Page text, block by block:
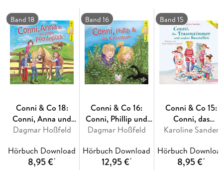
Band 18
Conni & Co 18:
Conni, Anna und
das große
Dagmar Hoßfeld
Hörbuch Download
8,95 €*
Band 16
Conni & Co 16:
Conni, Phillip und
das Katzenteam
Dagmar Hoßfeld
Hörbuch Download
12,95 €*
Band 15
Conni & Co 15:
Conni, das
Traumzimmer und
Karoline Sander
Hörbuch
8,95 €*